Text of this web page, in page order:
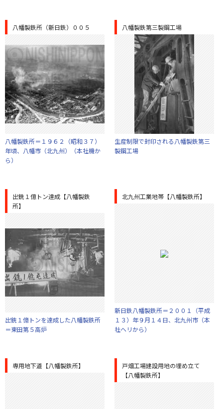
八幡製鉄所（新日鉄）００５
八幡製鉄所＝１９６２（昭和３７）
年頃、八幡市（北九州）（本社機か
ら）
八幡製鉄第三製鋼工場
生産制限で封印される八幡製鉄第三
製鋼工場
出銑１億トン達成【八幡製鉄
所】
出銑１億トンを達成した八幡製鉄所
＝東田第５高炉
北九州工業地帯【八幡製鉄所】
新日鉄八幡製鉄所＝２００１（平成
１３）年９月１４日、北九州市（本
社ヘリから）
専用地下道【八幡製鉄所】
戸畑工場建設用地の埋め立て
【八幡製鉄所】